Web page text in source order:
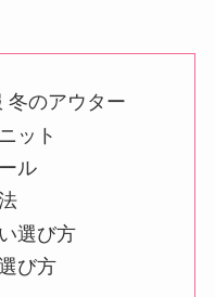
冬のアウター
ット
ル
選び方
び方